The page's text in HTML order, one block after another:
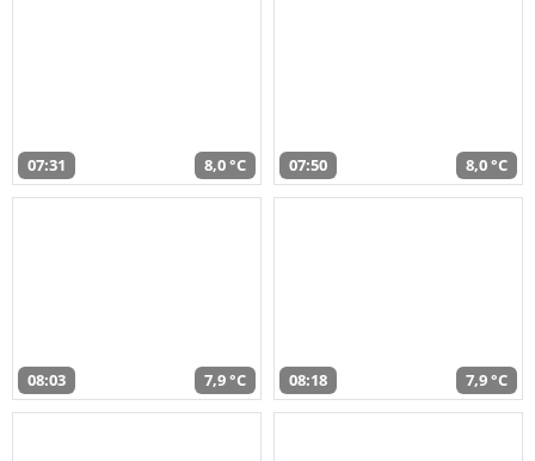
07:31 8,0 °C 07:50 8,0 °C
08:03 7,9 °C 08:18 7,9 °C